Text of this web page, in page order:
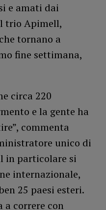
e amati dai
trio Apimell,
tornano a
fine settimana,
circa 220
e la gente ha
commenta
unico di
in particolare si
internazionale,
25 paesi esteri.
a correre con